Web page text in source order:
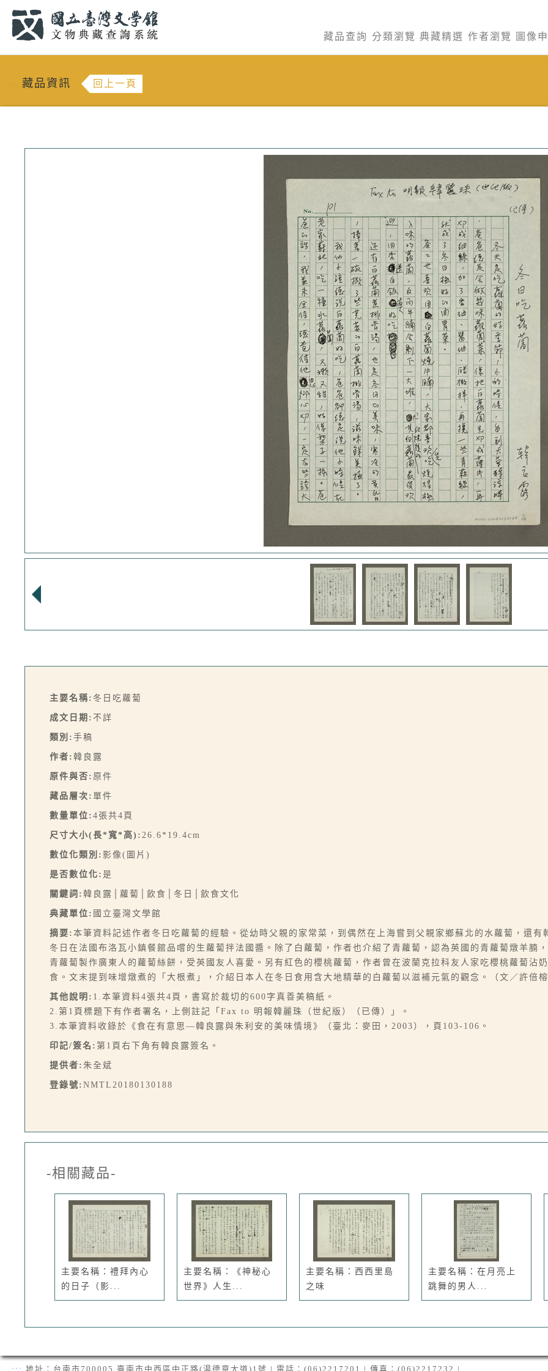
藏品查詢 分類瀏覽 典藏精選 作者瀏覽 圖像
::: 藏品資訊 回上一頁
主要名稱: 冬日吃蘿蔔
成文日期: 不詳
類別: 手稿
作者: 韓良露
原件與否: 原件
藏品層次: 單件
數量單位: 4張共4頁
尺寸大小(長*寬*高): 26.6*19.4cm
數位化類別: 影像(圖片)
是否數位化: 是
關鍵詞: 韓良露│蘿蔔│飲食│冬日│飲食文化
典藏單位: 國立臺灣文學館
摘要: 本筆資料記述作者冬日吃蘿蔔的經驗。從幼時父親的家常菜，到偶然在上海嘗到父親家鄉蘇北的水蘿蔔，還
冬日在法國布洛瓦小鎮餐館品嚐的生蘿蔔拌法國醬。除了白蘿蔔，作者也介紹了青蘿蔔，認為英國的青蘿蔔燉羊腩
青蘿蔔製作廣東人的蘿蔔絲餅，受英國友人喜愛。另有紅色的櫻桃蘿蔔，作者曾在波蘭克拉科友人家吃櫻桃蘿蔔沾
食。文末提到味增燉煮的「大根煮」，介紹日本人在冬日食用含大地精華的白蘿蔔以滋補元氣的觀念。（文／許倍
其他說明: 1.本筆資料4張共4頁，書寫於裁切的600字真善美稿紙。
2.第1頁標題下有作者署名，上側註記「Fax to 明報韓麗珠（世紀版）（已傳）」。
3.本筆資料收錄於《食在有意思—韓良露與朱利安的美味情境》（臺北：麥田，2003），頁103-106。
印記/簽名: 第1頁右下角有韓良露簽名。
提供者: 朱全斌
登錄號: NMTL20180130188
-相關藏品-
主要名稱：禮拜內心
的日子（影...
主要名稱：《神秘心
世界》人生...
主要名稱：西西里島
之味
主要名稱：在月亮上
跳舞的男人...
::: 地址：台南市700005 臺南市中西區中正路(湯德章大道)1號 | 電話：(06)2217201 | 傳真：(06)2217232 |